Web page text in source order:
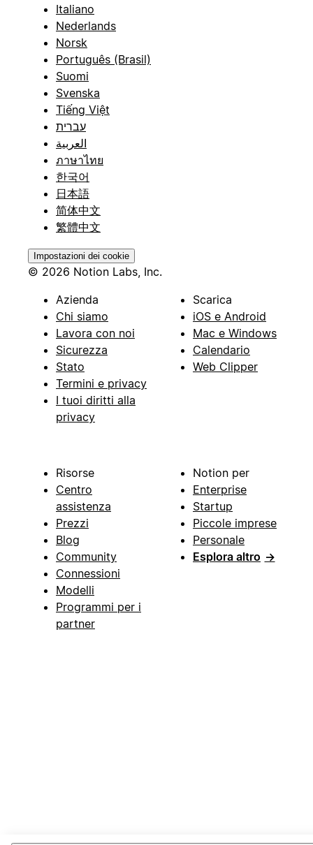
Italiano
Nederlands
Norsk
Português (Brasil)
Suomi
Svenska
Tiếng Việt
עברית
العربية
ภาษาไทย
한국어
日本語
简体中文
繁體中文
Impostazioni dei cookie
© 2026 Notion Labs, Inc.
Azienda
Chi siamo
Lavora con noi
Sicurezza
Stato
Termini e privacy
I tuoi diritti alla
privacy
Scarica
iOS e Android
Mac e Windows
Calendario
Web Clipper
Risorse
Centro
assistenza
Prezzi
Blog
Community
Connessioni
Modelli
Programmi per i
partner
Notion per
Enterprise
Startup
Piccole imprese
Personale
Esplora altro →